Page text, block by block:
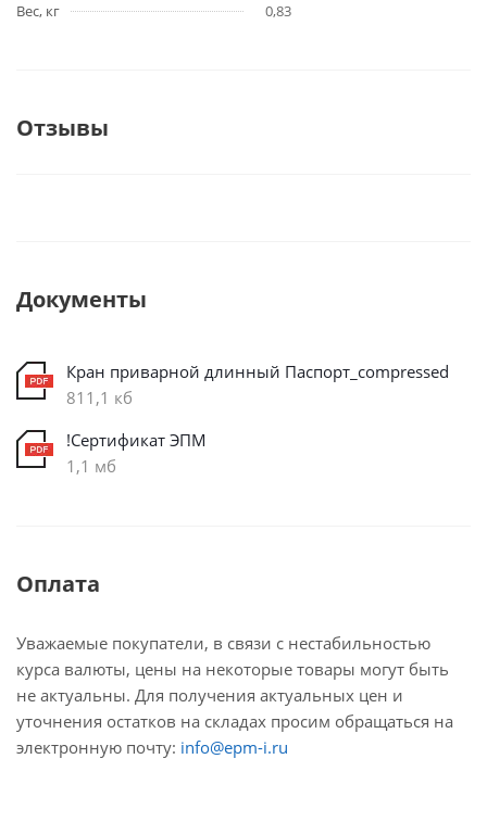
Вес, кг
0,83
Отзывы
Документы
Кран приварной длинный Паспорт_compressed
811,1 кб
!Сертификат ЭПМ
1,1 мб
Оплата
Уважаемые покупатели, в связи с нестабильностью
курса валюты, цены на некоторые товары могут быть
не актуальны. Для получения актуальных цен и
уточнения остатков на складах просим обращаться на
электронную почту: info@epm-i.ru